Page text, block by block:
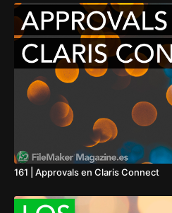
161 | Approvals en Claris Connect